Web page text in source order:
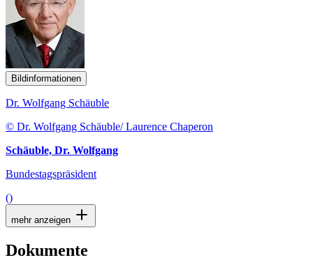
Bildinformationen
Dr. Wolfgang Schäuble
© Dr. Wolfgang Schäuble/ Laurence Chaperon
Schäuble, Dr. Wolfgang
Bundestagspräsident
()
mehr anzeigen
Dokumente